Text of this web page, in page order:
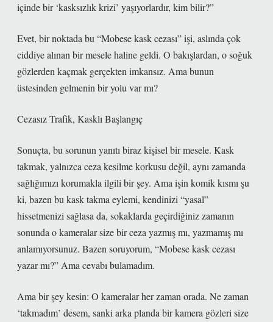
içinde bir ‘kasksızlık krizi’ yaşıyorlardır, kim bilir?”
Evet, bir noktada bu “Mobese kask cezası” işi, aslında çok
ciddiye alınan bir mesele haline geldi. O bakışlardan, o soğuk
gözlerden kaçmak gerçekten imkansız. Ama bunun
üstesinden gelmenin bir yolu var mı?
Cezasız Trafik, Kasklı Başlangıç
Sonuçta, bu sorunun yanıtı biraz kişisel bir mesele. Kask
takmak, yalnızca ceza kesilme korkusu değil, aynı zamanda
sağlığımızı korumakla ilgili bir şey. Ama işin komik kısmı şu
ki, bazen bu kask takma eylemi, kendinizi “yasal”
hissetmenizi sağlasa da, sokaklarda geçirdiğiniz zamanın
sonunda o kameralar size bir ceza yazmış mı, yazmamış mı
anlamıyorsunuz. Bazen soruyorum, “Mobese kask cezası
yazar mı?” Ama cevabı bulamadım.
Ama bir şey kesin: O kameralar her zaman orada. Ne zaman
‘takmadım’ desem, sanki arka planda bir kamera gözleri size